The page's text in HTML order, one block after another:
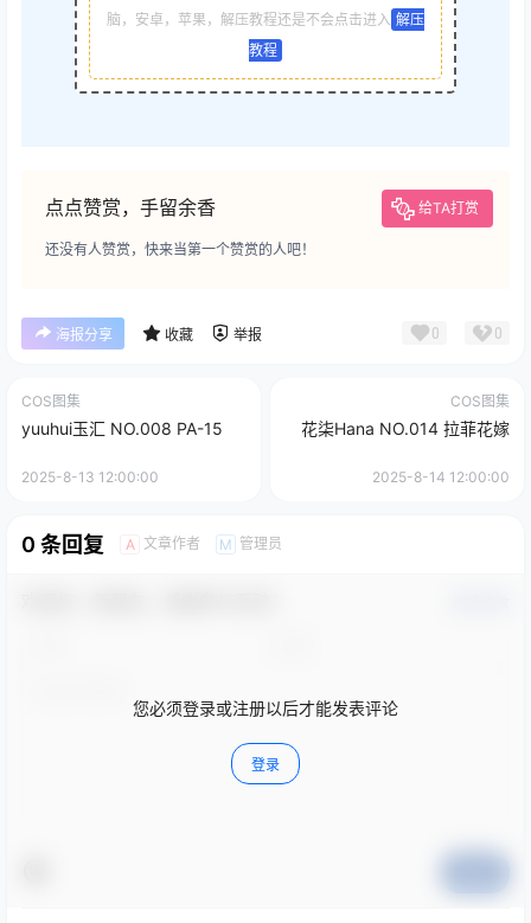
脑，安卓，苹果，解压教程还是不会点击进入 解压
教程
点点赞赏，手留余香 给TA打赏
还没有人赞赏，快来当第一个赞赏的人吧！
海报分享 收藏 举报 0 0
COS图集
yuuhui玉汇 NO.008 PA-15
2025-8-13 12:00:00
COS图集
花柒Hana NO.014 拉菲花嫁
2025-8-14 12:00:00
0 条回复 A 文章作者 M 管理员
您必须登录或注册以后才能发表评论
登录